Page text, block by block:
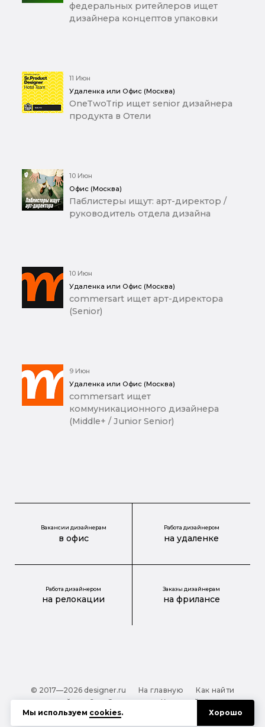
федеральных ритейлеров ищет
дизайнера концептов упаковки
11 Июн
Удаленка или Офис (Москва)
OneTwoTrip ищет senior дизайнера
продукта в Отели
10 Июн
Офис (Москва)
Паблистеры ищут: арт-директор /
руководитель отдела дизайна
10 Июн
Удаленка или Офис (Москва)
commersart ищет арт-директора
(Senior)
9 Июн
Удаленка или Офис (Москва)
commersart ищет
коммуникационного дизайнера
(Middle+ / Junior Senior)
Вакансии дизайнерам
в офис
Работа дизайнером
на удаленке
Работа дизайнером
на релокации
Заказы дизайнерам
на фрилансе
© 2017—2026 designer.ru На главную
Как найти
дизайнера?
О проекте
Карта сайта
Обработка персональных данных
Файлы cookie
Мы используем cookies. Хорошо